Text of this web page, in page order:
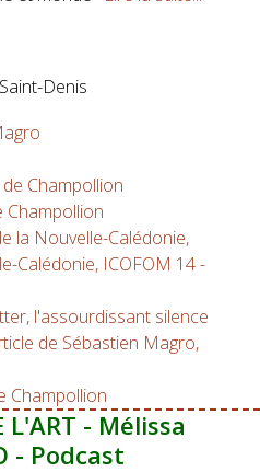
Denis
Champollion
Champollion
la Nouvelle-Calédonie,
Calédonie, ICOFOM 14 -
l'assourdissant silence
de Sébastien Magro,
Champollion
L'ART - Mélissa
- Podcast